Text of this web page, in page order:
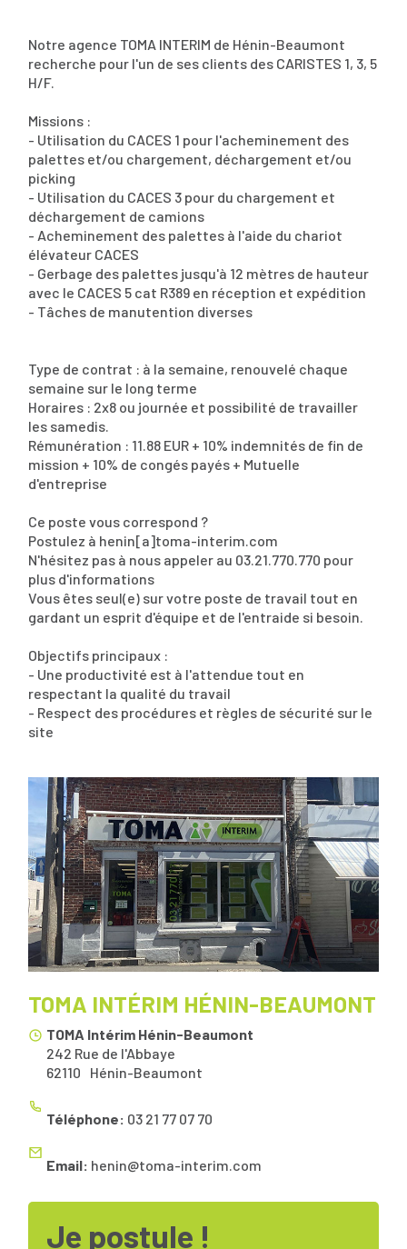
Notre agence TOMA INTERIM de Hénin-Beaumont
recherche pour l'un de ses clients des CARISTES 1, 3, 5
H/F.
Missions :
- Utilisation du CACES 1 pour l'acheminement des
palettes et/ou chargement, déchargement et/ou
picking
- Utilisation du CACES 3 pour du chargement et
déchargement de camions
- Acheminement des palettes à l'aide du chariot
élévateur CACES
- Gerbage des palettes jusqu'à 12 mètres de hauteur
avec le CACES 5 cat R389 en réception et expédition
- Tâches de manutention diverses
Type de contrat : à la semaine, renouvelé chaque
semaine sur le long terme
Horaires : 2x8 ou journée et possibilité de travailler
les samedis.
Rémunération : 11.88 EUR + 10% indemnités de fin de
mission + 10% de congés payés + Mutuelle
d'entreprise
Ce poste vous correspond ?
Postulez à henin[a]toma-interim.com
N'hésitez pas à nous appeler au 03.21.770.770 pour
plus d'informations
Vous êtes seul(e) sur votre poste de travail tout en
gardant un esprit d'équipe et de l'entraide si besoin.
Objectifs principaux :
- Une productivité est à l'attendue tout en
respectant la qualité du travail
- Respect des procédures et règles de sécurité sur le
site
TOMA INTÉRIM HÉNIN-BEAUMONT
TOMA Intérim Hénin-Beaumont
242 Rue de l'Abbaye
Hénin-Beaumont
62110
Téléphone: 03 21 77 07 70
Email: henin@toma-interim.com
Je postule !